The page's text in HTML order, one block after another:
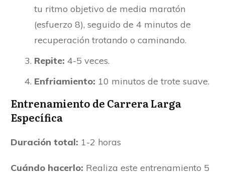
tu ritmo objetivo de media maratón
(esfuerzo 8), seguido de 4 minutos de
recuperación trotando o caminando.
Repite: 4-5 veces.
Enfriamiento: 10 minutos de trote suave.
Entrenamiento de Carrera Larga
Específica
Duración total: 1-2 horas
Cuándo hacerlo: Realiza este entrenamiento 5